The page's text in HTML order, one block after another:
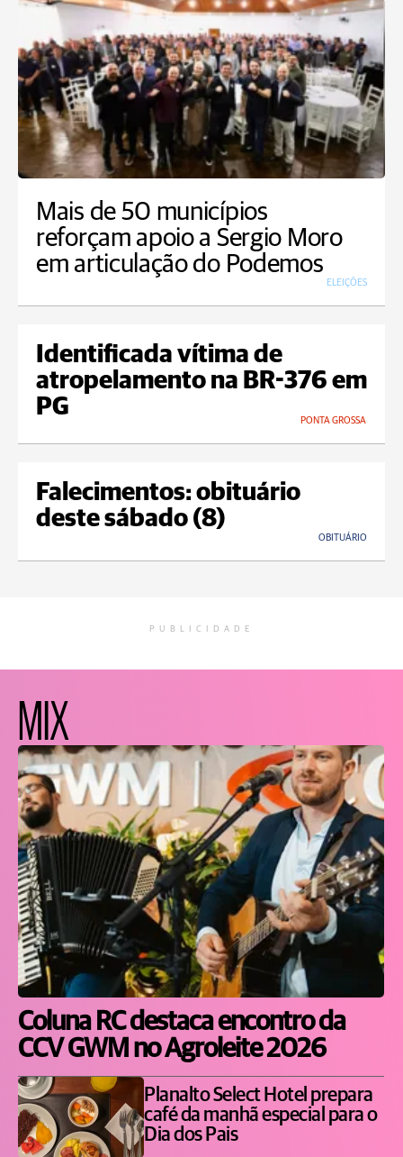
Mais de 50 municípios
reforçam apoio a Sergio Moro
em articulação do Podemos
ELEIÇÕES
Identificada vítima de
atropelamento na BR-376 em
PG
PONTA GROSSA
Falecimentos: obituário
deste sábado (8)
OBITUÁRIO
PUBLICIDADE
MIX
Coluna RC destaca encontro da
CCV GWM no Agroleite 2026
Planalto Select Hotel prepara
café da manhã especial para o
Dia dos Pais